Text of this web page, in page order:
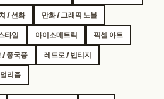
/ 선화 만화 / 그래픽 노블
타일 아이소메트릭 픽셀 아트
/ 중국풍 레트로 / 빈티지
리즘